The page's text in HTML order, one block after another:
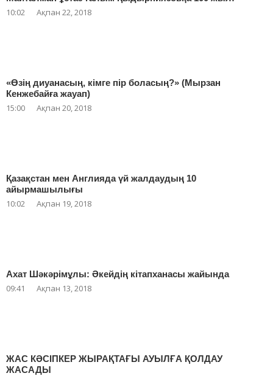
10:02 Ақпан 22, 2018
«Өзің диуанасың, кімге пір боласың?» (Мырзан
Кенжебайға жауап)
15:00 Ақпан 20, 2018
Қазақстан мен Англияда үй жалдаудың 10
айырмашылығы
10:02 Ақпан 19, 2018
Ахат Шәкәрімұлы: Әкейдің кітапханасы жайында
09:41 Ақпан 13, 2018
ЖАС КӘСІПКЕР ЖЫРАҚТАҒЫ АУЫЛҒА ҚОЛДАУ
ЖАСАДЫ